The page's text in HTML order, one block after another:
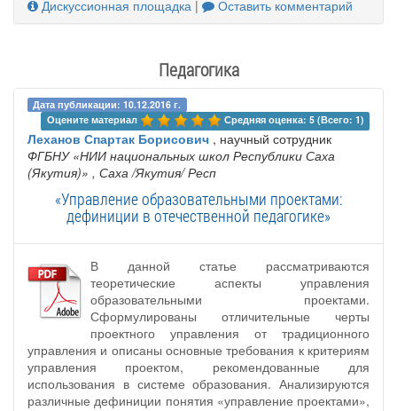
Дискуссионная площадка | Оставить комментарий
Педагогика
Дата публикации: 10.12.2016 г.
Оцените материал
Средняя оценка: 5 (Всего: 1)
Леханов Спартак Борисович , научный сотрудник
ФГБНУ «НИИ национальных школ Республики Саха
(Якутия)» , Саха /Якутия/ Респ
«Управление образовательными проектами:
дефиниции в отечественной педагогике»
В данной статье рассматриваются
теоретические аспекты управления
образовательными проектами.
Сформулированы отличительные черты
проектного управления от традиционного
управления и описаны основные требования к критериям
управления проектом, рекомендованные для
использования в системе образования. Анализируются
различные дефиниции понятия «управление проектами»,